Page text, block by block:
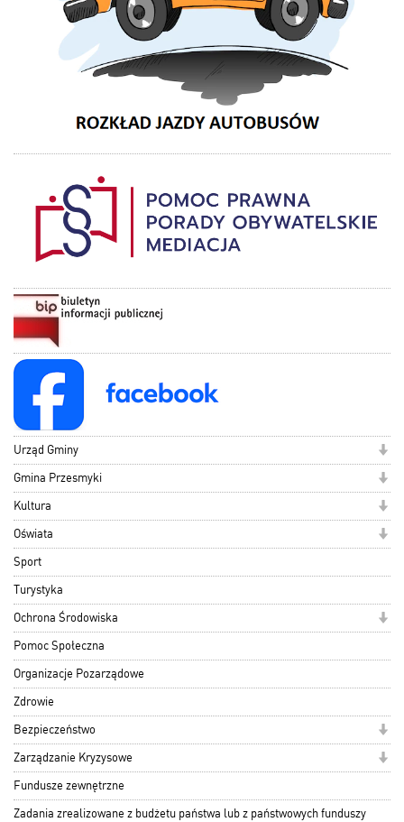
Urząd Gminy
Gmina Przesmyki
Kultura
Oświata
Sport
Turystyka
Ochrona Środowiska
Pomoc Społeczna
Organizacje Pozarządowe
Zdrowie
Bezpieczeństwo
Zarządzanie Kryzysowe
Fundusze zewnętrzne
Zadania zrealizowane z budżetu państwa lub z państwowych funduszy